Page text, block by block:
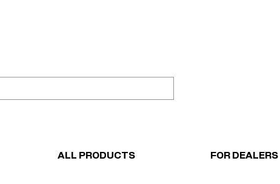
ALL PRODUCTS FOR DEALERS